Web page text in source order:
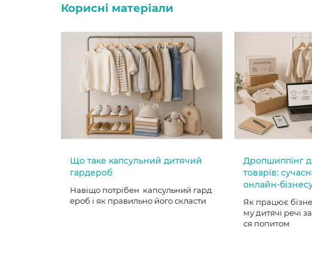
Корисні матеріали
Що таке капсульний дитячий
гардероб
Навіщо потрібен капсульний гард
ероб і як правильно його скласти
Дропшиппінг
товарів:
онлайн-
Як працює
му дитячі речі
ся попитом